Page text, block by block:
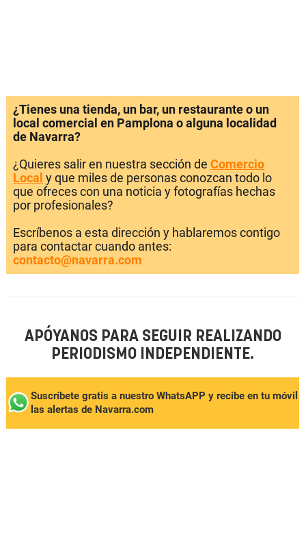
¿Tienes una tienda, un bar, un restaurante o un
local comercial en Pamplona o alguna localidad
de Navarra?
¿Quieres salir en nuestra sección de Comercio
Local y que miles de personas conozcan todo lo
que ofreces con una noticia y fotografías hechas
por profesionales?
Escríbenos a esta dirección y hablaremos contigo
para contactar cuando antes:
contacto@navarra.com
APÓYANOS PARA SEGUIR REALIZANDO
PERIODISMO INDEPENDIENTE.
Suscríbete gratis a nuestro WhatsAPP y recibe en tu móvil
las alertas de Navarra.com